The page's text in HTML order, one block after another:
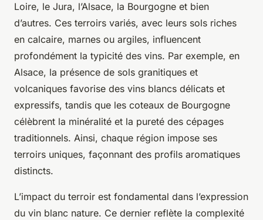
Loire, le Jura, l’Alsace, la Bourgogne et bien
d’autres. Ces terroirs variés, avec leurs sols riches
en calcaire, marnes ou argiles, influencent
profondément la typicité des vins. Par exemple, en
Alsace, la présence de sols granitiques et
volcaniques favorise des vins blancs délicats et
expressifs, tandis que les coteaux de Bourgogne
célèbrent la minéralité et la pureté des cépages
traditionnels. Ainsi, chaque région impose ses
terroirs uniques, façonnant des profils aromatiques
distincts.
L’impact du terroir est fondamental dans l’expression
du vin blanc nature. Ce dernier reflète la complexité